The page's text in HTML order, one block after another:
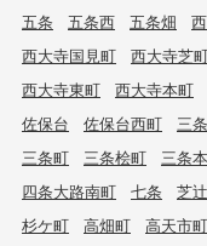
五条
五条西 五条畑
西大寺国見町
西大寺芝
西大寺東町
西大寺本町
佐保台
佐保台西町 三
三条町
三条桧町 三条
四条大路南町
七条 芝
杉ケ町
高畑町 高天市町